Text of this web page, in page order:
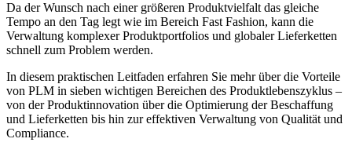
Da der Wunsch nach einer größeren Produktvielfalt das gleiche
Tempo an den Tag legt wie im Bereich Fast Fashion, kann die
Verwaltung komplexer Produktportfolios und globaler Lieferketten
schnell zum Problem werden.
In diesem praktischen Leitfaden erfahren Sie mehr über die Vorteile
von PLM in sieben wichtigen Bereichen des Produktlebenszyklus –
von der Produktinnovation über die Optimierung der Beschaffung
und Lieferketten bis hin zur effektiven Verwaltung von Qualität und
Compliance.